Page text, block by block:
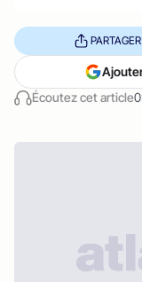
Écoutez cet article
PARTAGER